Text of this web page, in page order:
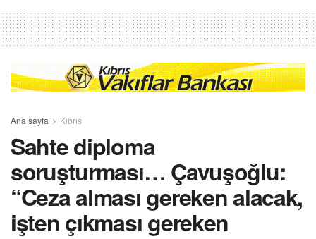
Ana sayfa Kıbrıs
Sahte diploma
soruşturması… Çavuşoğlu:
“Ceza alması gereken alacak,
işten çıkması gereken